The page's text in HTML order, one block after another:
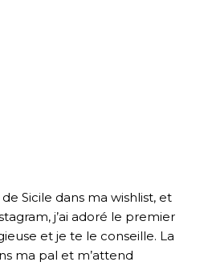
Sicile dans ma wishlist, et
j’ai adoré le premier
et je te le conseille. La
ma pal et m’attend